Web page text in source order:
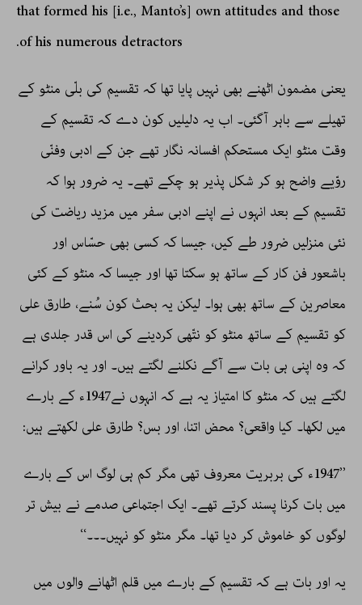
that formed his [i.e., Manto’s] own attitudes and those
of his numerous detractors.
یعنی مضمون اٹھنے بھی نہیں پایا تھا کہ تقسیم کی بلّی منٹو کے
تھیلے سے باہر آگئی۔ اب یہ دلیلیں کون دے کہ تقسیم کے
وقت منٹو ایک مستحکم افسانہ نگار تھے جن کے ادبی وفنّی
روّیے واضح ہو کر شکل پذیر ہو چکے تھے۔ یہ ضرور ہوا کہ
تقسیم کے بعد انہوں نے اپنے ادبی سفر میں مزید ریاضت کی
نئی منزلیں ضرور طے کیں، جیسا کہ کسی بھی حسّاس اور
باشعور فن کار کے ساتھ ہو سکتا تھا اور جیسا کہ منٹو کے کئی
معاصرین کے ساتھ بھی ہوا۔ لیکن یہ بحث کون سُنے، طارق علی
کو تقسیم کے ساتھ منٹو کو نتّھی کردینے کی اس قدر جلدی ہے
کہ وہ اپنی ہی بات سے آگے نکلنے لگتے ہیں۔ اور یہ باور کرانے
لگتے ہیں کہ منٹو کا امتیاز یہ ہے کہ انہوں نے1947ء کے بارے
میں لکھا۔ کیا واقعی؟ محض اتنا، اور بس؟ طارق علی لکھتے ہیں:
’’1947ء کی بربریت معروف تھی مگر کم ہی لوگ اس کے بارے
میں بات کرنا پسند کرتے تھے۔ ایک اجتماعی صدمے نے بیش تر
لوگوں کو خاموش کر دیا تھا۔ مگر منٹو کو نہیں۔۔۔‘‘
یہ اور بات ہے کہ تقسیم کے بارے میں قلم اٹھانے والوں میں